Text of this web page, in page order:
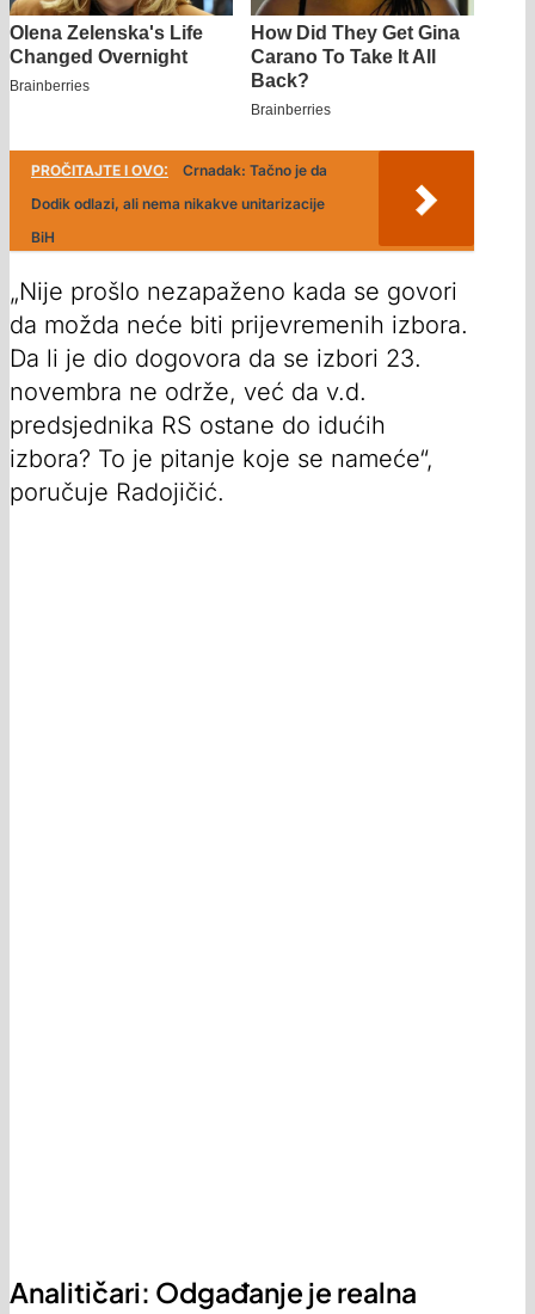
PROČITAJTE I OVO:
Crnadak: Tačno je da
Dodik odlazi, ali nema nikakve unitarizacije
BiH
„Nije prošlo nezapaženo kada se govori
da možda neće biti prijevremenih izbora.
Da li je dio dogovora da se izbori 23.
novembra ne održe, već da v.d.
predsjednika RS ostane do idućih
izbora? To je pitanje koje se nameće“,
poručuje Radojičić.
Analitičari: Odgađanje je realna